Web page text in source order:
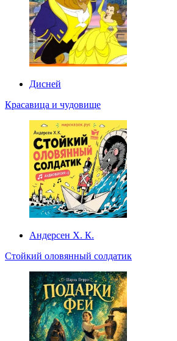
Дисней
Красавица и чудовище
Андерсен Х. К.
Стойкий оловянный солдатик